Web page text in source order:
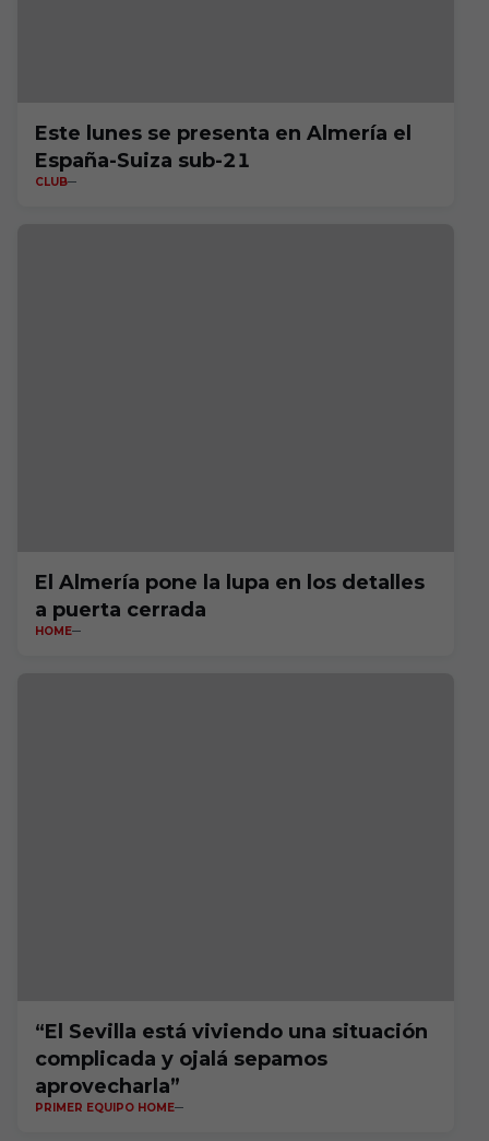
Este lunes se presenta en Almería el
España-Suiza sub-21
CLUB
El Almería pone la lupa en los detalles
a puerta cerrada
HOME
“El Sevilla está viviendo una situación
complicada y ojalá sepamos
aprovecharla”
PRIMER EQUIPO HOME